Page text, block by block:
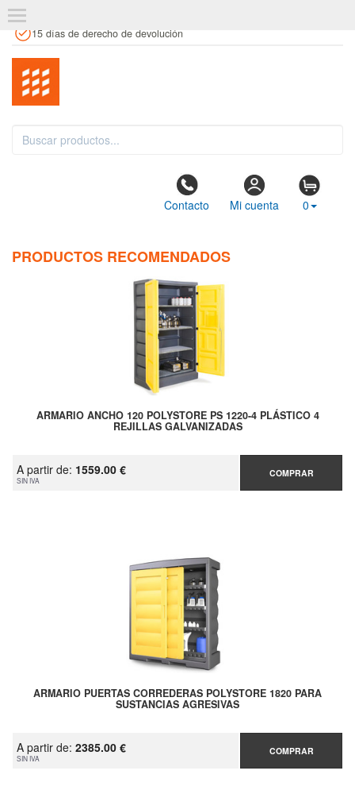
15 días de derecho de devolución
Contacto Mi cuenta 0
PRODUCTOS RECOMENDADOS
ARMARIO ANCHO 120 POLYSTORE PS 1220-4 PLÁSTICO 4
REJILLAS GALVANIZADAS
A partir de: 1559.00 €
SIN IVA
COMPRAR
ARMARIO PUERTAS CORREDERAS POLYSTORE 1820 PARA
SUSTANCIAS AGRESIVAS
A partir de: 2385.00 €
SIN IVA
COMPRAR